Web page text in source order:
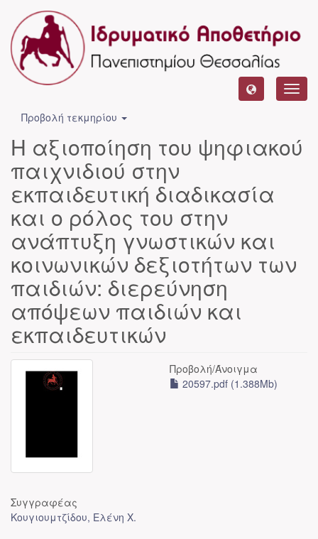
Προβολή τεκμηρίου
Η αξιοποίηση του ψηφιακού
παιχνιδιού στην
εκπαιδευτική διαδικασία
και ο ρόλος του στην
ανάπτυξη γνωστικών και
κοινωνικών δεξιοτήτων των
παιδιών: διερεύνηση
απόψεων παιδιών και
εκπαιδευτικών
Προβολή/Άνοιγμα
20597.pdf (1.388Mb)
Συγγραφέας
Κουγιουμτζίδου, Ελένη Χ.